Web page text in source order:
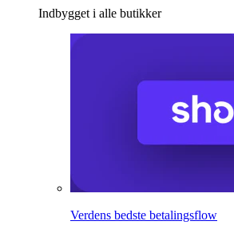
Indbygget i alle butikker
Verdens bedste betalingsflow